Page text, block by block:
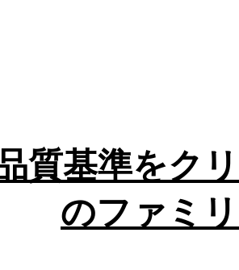
質基準をク
のファミ